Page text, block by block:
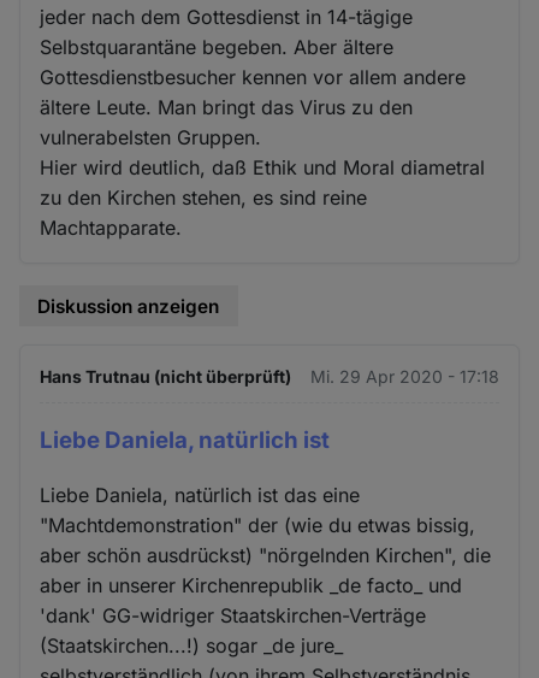
jeder nach dem Gottesdienst in 14-tägige
Selbstquarantäne begeben. Aber ältere
Gottesdienstbesucher kennen vor allem andere
ältere Leute. Man bringt das Virus zu den
vulnerabelsten Gruppen.
Hier wird deutlich, daß Ethik und Moral diametral
zu den Kirchen stehen, es sind reine
Machtapparate.
Diskussion anzeigen
Hans Trutnau (nicht überprüft) Mi. 29 Apr 2020 - 17:18
Liebe Daniela, natürlich ist
Liebe Daniela, natürlich ist das eine
"Machtdemonstration" der (wie du etwas bissig,
aber schön ausdrückst) "nörgelnden Kirchen", die
aber in unserer Kirchenrepublik _de facto_ und
'dank' GG-widriger Staatskirchen-Verträge
(Staatskirchen...!) sogar _de jure_